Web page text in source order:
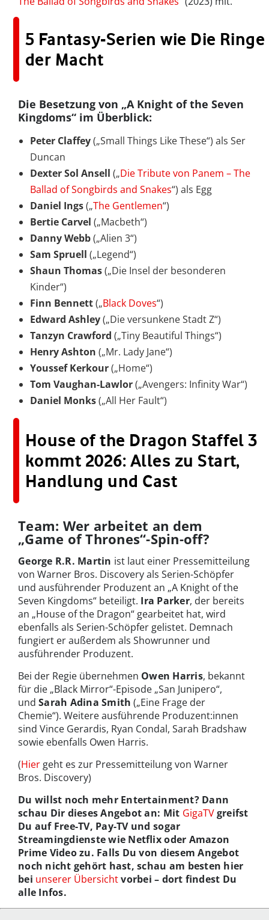
5 Fantasy-Serien wie Die Ringe
der Macht
Die Besetzung von „A Knight of the Seven
Kingdoms“ im Überblick:
Peter Claffey(„Small Things Like These“) als Ser
Duncan
Dexter Sol Ansell („Die Tribute von Panem – The
Ballad of Songbirds and Snakes“) als Egg
Daniel Ings(„The Gentlemen“)
Bertie Carvel („Macbeth“)
Danny Webb(„Alien 3“)
Sam Spruell („Legend“)
Shaun Thomas(„Die Insel der besonderen
Kinder“)
Finn Bennett(„Black Doves“)
Edward Ashley(„Die versunkene Stadt Z“)
Tanzyn Crawford („Tiny Beautiful Things“)
Henry Ashton („Mr. Lady Jane“)
Youssef Kerkour(„Home“)
Tom Vaughan-Lawlor(„Avengers: Infinity War“)
Daniel Monks(„All Her Fault“)
House of the Dragon Staffel 3
kommt 2026: Alles zu Start,
Handlung und Cast
Team: Wer arbeitet an dem
„Game of Thrones“-Spin-off?
George R.R. Martin ist laut einer Pressemitteilung
von Warner Bros. Discovery als Serien-Schöpfer
und ausführender Produzent an „A Knight of the
Seven Kingdoms“ beteiligt. Ira Parker, der bereits
an „House of the Dragon“ gearbeitet hat, wird
ebenfalls als Serien-Schöpfer gelistet. Demnach
fungiert er außerdem als Showrunner und
ausführender Produzent.
Bei der Regie übernehmen Owen Harris, bekannt
für die „Black Mirror“-Episode „San Junipero“,
und Sarah Adina Smith („Eine Frage der
Chemie“). Weitere ausführende Produzent:innen
sind Vince Gerardis, Ryan Condal, Sarah Bradshaw
sowie ebenfalls Owen Harris.
(Hier geht es zur Pressemitteilung von Warner
Bros. Discovery)
Du willst noch mehr Entertainment? Dann
schau Dir dieses Angebot an: Mit GigaTVgreifst
Du auf Free-TV, Pay-TV und sogar
Streamingdienste wie Netflix oder Amazon
Prime Video zu. Falls Du von diesem Angebot
noch nicht gehört hast, schau am besten hier
bei unserer Übersichtvorbei – dort findest Du
alle Infos.